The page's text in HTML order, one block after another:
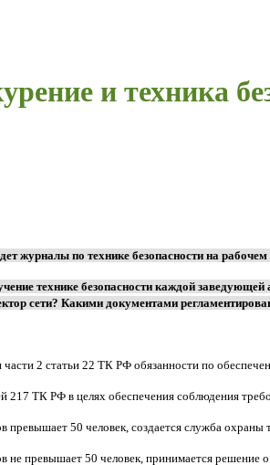
и техника
журналы по технике безопасности на
технике безопасности каждой
сети? Какими документами
части 2 статьи 22 ТК РФ обязанности по
217 ТК РФ в целях обеспечения соблюдения
превышает 50 человек, создается служба
не превышает 50 человек, принимается